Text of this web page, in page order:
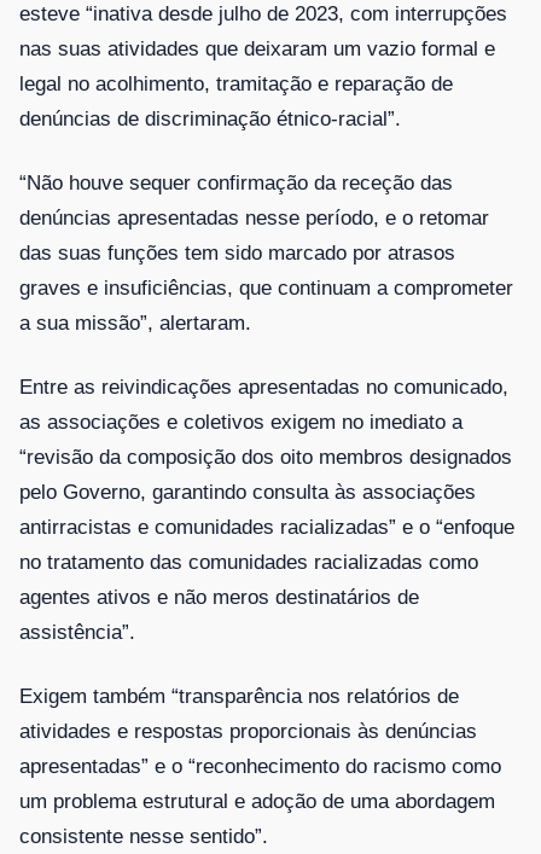
esteve “inativa desde julho de 2023, com interrupções
nas suas atividades que deixaram um vazio formal e
legal no acolhimento, tramitação e reparação de
denúncias de discriminação étnico-racial”.
“Não houve sequer confirmação da receção das
denúncias apresentadas nesse período, e o retomar
das suas funções tem sido marcado por atrasos
graves e insuficiências, que continuam a comprometer
a sua missão”, alertaram.
Entre as reivindicações apresentadas no comunicado,
as associações e coletivos exigem no imediato a
“revisão da composição dos oito membros designados
pelo Governo, garantindo consulta às associações
antirracistas e comunidades racializadas” e o “enfoque
no tratamento das comunidades racializadas como
agentes ativos e não meros destinatários de
assistência”.
Exigem também “transparência nos relatórios de
atividades e respostas proporcionais às denúncias
apresentadas” e o “reconhecimento do racismo como
um problema estrutural e adoção de uma abordagem
consistente nesse sentido”.